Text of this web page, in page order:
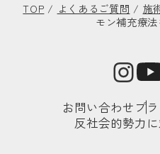
TOP / よくあるご質問 / 施
モン補充療
お問い合わせ プ
反社会的勢力